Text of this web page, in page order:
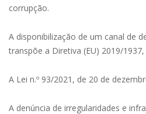
corrupção.
A disponibilização de um canal de
transpõe a Diretiva (EU) 2019/
A Lei n.º 93/2021, de 20 de
A denúncia de irregularidades e